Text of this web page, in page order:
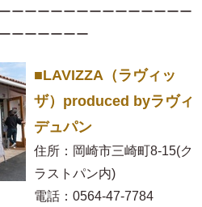
ーーーーーーーーーーーーーー
ーーーーーー
■LAVIZZA（ラヴィッ
ザ）produced byラヴィ
デュパン
住所：岡崎市三崎町8-15(ク
ラストパン内)
電話：0564-47-7784